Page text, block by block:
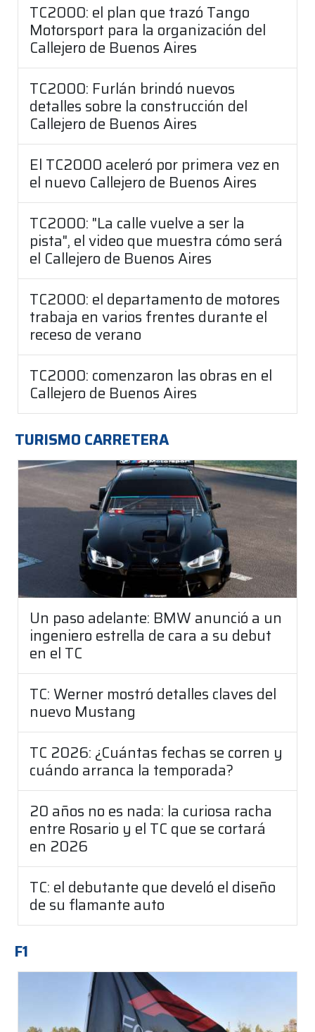
TC2000: el plan que trazó Tango
Motorsport para la organización del
Callejero de Buenos Aires
TC2000: Furlán brindó nuevos
detalles sobre la construcción del
Callejero de Buenos Aires
El TC2000 aceleró por primera vez en
el nuevo Callejero de Buenos Aires
TC2000: "La calle vuelve a ser la
pista", el video que muestra cómo será
el Callejero de Buenos Aires
TC2000: el departamento de motores
trabaja en varios frentes durante el
receso de verano
TC2000: comenzaron las obras en el
Callejero de Buenos Aires
TURISMO CARRETERA
Un paso adelante: BMW anunció a un
ingeniero estrella de cara a su debut
en el TC
TC: Werner mostró detalles claves del
nuevo Mustang
TC 2026: ¿Cuántas fechas se corren y
cuándo arranca la temporada?
20 años no es nada: la curiosa racha
entre Rosario y el TC que se cortará
en 2026
TC: el debutante que develó el diseño
de su flamante auto
F1